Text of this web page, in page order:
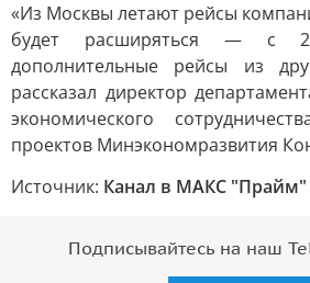
«Из Москвы летают рейсы
будет расширяться — с
дополнительные рейсы из
рассказал директор
экономического
проектов Минэкономразвития
Источник: Канал в МАКС "Прайм"
Подписывайтесь на наш